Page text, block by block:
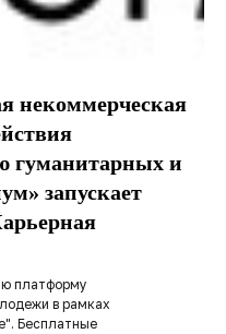
некоммерческая
гуманитарных и
запускает
платформу
в рамках
Бесплатные